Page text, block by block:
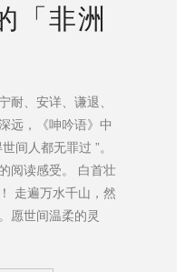
「非洲
耐、安详、谦退、
远，《呻吟语》中
间人都无罪过 ”。
阅读感受。 白首壮
走遍万水千山，然
愿世间温柔的灵